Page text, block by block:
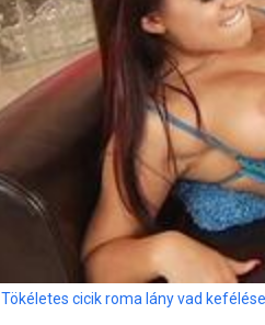
Tökéletes cicik roma lány vad